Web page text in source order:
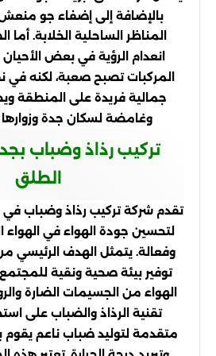
بالإضافة إلى إضفاء جو
المناظر الساحلية الخلابة.
انعدام الرؤية في بعض
المركبات تصبح صعبة، لكنه
جمالية فريدة على المنطقة
وغامضة لسكان جدة
تركيب رذاذ وضباب
الطلق
تقدم شركة تركيب رذاذ وضباب
لتحسين جودة الهواء في
وفعالة. يتمثل الهدف الرئيسي
توفير بيئة صحية ونقية
الهواء من الجسيمات الضارة
تقنية الرذاذ والضباب على
متقدمة لتوليد ضباب ناعم